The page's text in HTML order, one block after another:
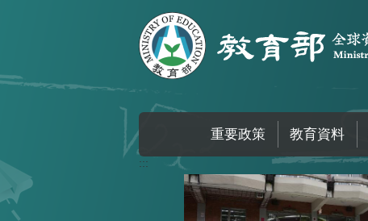
重要政策 教育資料
:::